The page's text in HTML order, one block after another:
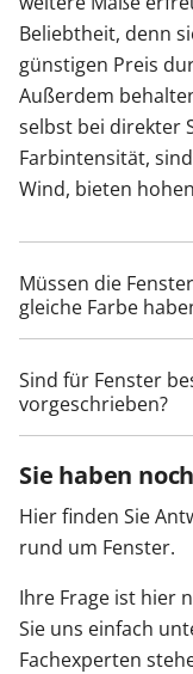
Beliebtheit, denn
günstigen Preis
Außerdem
selbst bei direkter
Farbintensität,
Wind, bieten
Müssen die
gleiche Farbe
Sind für Fenster
vorgeschrieben?
Sie haben
Hier finden Sie
rund um Fenster.
Ihre Frage ist hier
Sie uns einfach
Fachexperten